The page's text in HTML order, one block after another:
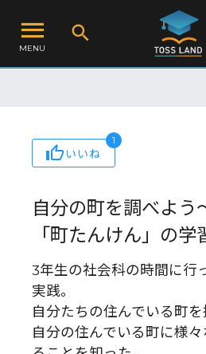
MENU
いいね
1
自分の町を調べよう
「町たんけん」の
3年生の社会科の時間に行
実践。
自分たちの住んでいる町を
自分の住んでいる町に様